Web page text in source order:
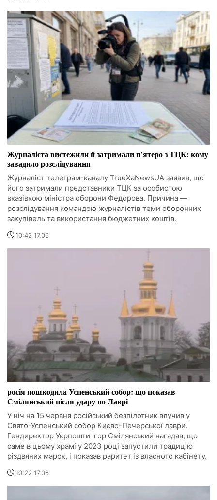
Журналіста вистежили й затримали п’ятеро з ТЦК: кому
завадило розслідування
Журналіст телеграм-каналу TrueXaNewsUA заявив, що
його затримали представники ТЦК за особистою
вказівкою міністра оборони Федорова. Причина —
розслідування командою журналістів теми оборонних
закупівель та використання бюджетних коштів.
10:42 17.06
росія пошкодила Успенський собор: що показав
Смілянський після удару по Лаврі
У ніч на 15 червня російський безпілотник влучив у
Свято-Успенський собор Києво-Печерської лаври.
Гендиректор Укрпошти Ігор Смілянський нагадав, що
саме в цьому храмі у 2023 році запустили традицію
різдвяних марок, і показав раритет із власного кабінету.
10:22 17.06